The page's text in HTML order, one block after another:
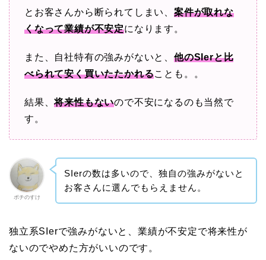
とお客さんから断られてしまい、 案件が取れな
くなって業績が不安定になります。
また、自社特有の強みがないと、 他のSIerと比
べられて安く買いたたかれることも。。
結果、将来性もないので不安になるのも当然で
す。
ポチのすけ
SIerの数は多いので、独自の強みがないと
お客さんに選んでもらえません。
独立系SIerで強みがないと、業績が不安定で将来性が
ないのでやめた方がいいのです。